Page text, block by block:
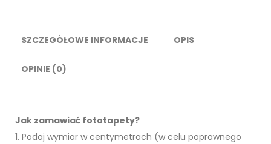
SZCZEGÓŁOWE INFORMACJE OPIS
OPINIE (0)
Jak zamawiać fototapety?
1. Podaj wymiar w centymetrach (w celu poprawnego